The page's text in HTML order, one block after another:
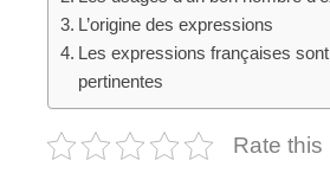
L’origine des expressions
Les expressions françaises
pertinentes
Rate this